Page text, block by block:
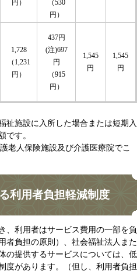
円）
（530
円）
1,728
（1,231
円）
437円
(注)697
円
（915
円）
1,545
円
1,545
円
施設に入所した場合または短期入
です。
老人保険施設及び介護医療院でこ
利用者負担軽減制度
利用者はサービス費用の一部を負
者負担の原則）、社会福祉法人また
の提供するサービスについては、低
度があります。（但し、利用者負担